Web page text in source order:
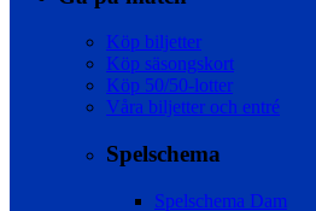
Köp biljetter
Köp säsongskort
Köp 50/50-lotter
Våra biljetter och entré
Spelschema
Spelschema Dam